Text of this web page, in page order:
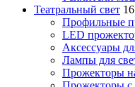
Театральный свет
Профильные
LED
Аксессуары
Лампы для
Прожекторы